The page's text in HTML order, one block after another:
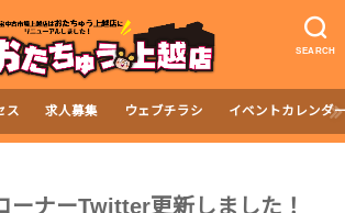
SEARCH
ス 求人募集 ウェブチラシ イベントカレンダ
ナーTwitter更新しました！